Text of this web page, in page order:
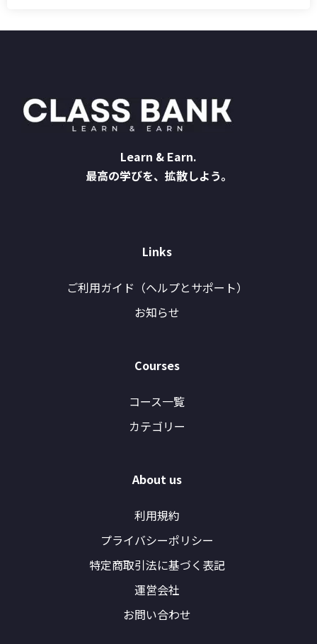
Learn & Earn.
最高の学びを、拡散しよう。
Links
ご利用ガイド（ヘルプとサポート）
お知らせ
Courses
コース一覧
カテゴリー
About us
利用規約
プライバシーポリシー
特定商取引法に基づく表記
運営会社
お問い合わせ